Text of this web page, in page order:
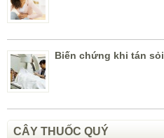
Biến chứng khi tán sỏi
CÂY THUỐC QUÝ